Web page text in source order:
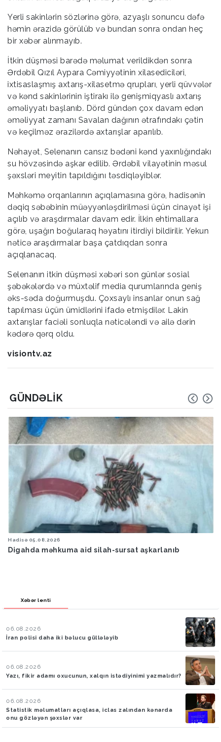
Yerli sakinlərin sözlərinə görə, azyaşlı sonuncu dəfə
həmin ərazidə görülüb və bundan sonra ondan heç
bir xəbər alınmayıb.
İtkin düşməsi barədə məlumat verildikdən sonra
Ərdəbil Qızıl Aypara Cəmiyyətinin xilasediciləri,
ixtisaslaşmış axtarış-xilasetmə qrupları, yerli qüvvələr
və kənd sakinlərinin iştirakı ilə genişmiqyaslı axtarış
əməliyyatı başlanıb. Dörd gündən çox davam edən
əməliyyat zamanı Savalan dağının ətrafındakı çətin
və keçilməz ərazilərdə axtarışlar aparılıb.
Nəhayət, Selenanın cansız bədəni kənd yaxınlığındakı
su hövzəsində aşkar edilib. Ərdəbil vilayətinin məsul
şəxsləri meyitin tapıldığını təsdiqləyiblər.
Məhkəmə orqanlarının açıqlamasına görə, hadisənin
dəqiq səbəbinin müəyyənləşdirilməsi üçün cinayət işi
açılıb və araşdırmalar davam edir. İlkin ehtimallara
görə, uşağın boğularaq həyatını itirdiyi bildirilir. Yekun
nəticə araşdırmalar başa çatdıqdan sonra
açıqlanacaq.
Selenanın itkin düşməsi xəbəri son günlər sosial
şəbəkələrdə və müxtəlif media qurumlarında geniş
əks-səda doğurmuşdu. Çoxsaylı insanlar onun sağ
tapılması üçün ümidlərini ifadə etmişdilər. Lakin
axtarışlar faciəli sonluqla nəticələndi və ailə dərin
kədərə qərq oldu.
visiontv.az
GÜNDƏLIK
Hadisə 05.08.2026
Digahda məhkuma aid silah-sursat aşkarlanıb
Xəbər lenti
06.08.2026
İran polisi daha iki bəlucu güllələyib
06.08.2026
Yazı, fikir adamı oxucunun, xalqın istədiyinimi yazmalıdır?
06.08.2026
Statistik məlumatları açıqlasa, iclas zalından kənarda
onu gözləyən şəxslər var